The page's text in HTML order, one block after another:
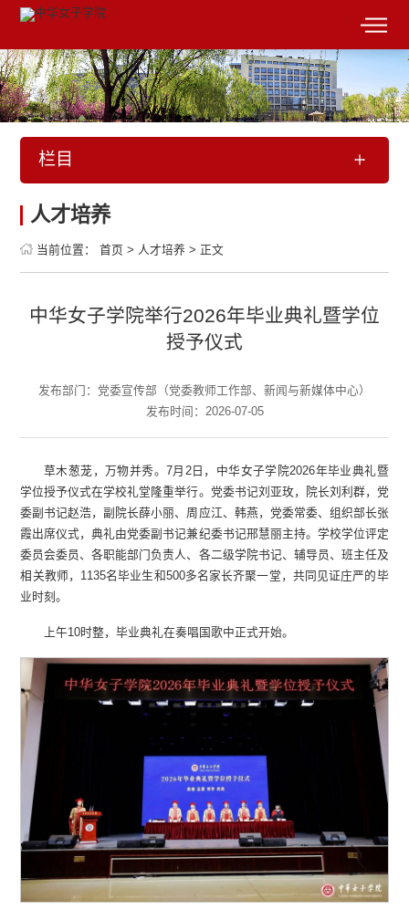
栏目
人才培养
当前位置： 首页 > 人才培养 > 正文
中华女子学院举行2026年毕业典礼暨学位
授予仪式
发布部门：党委宣传部（党委教师工作部、新闻与新媒体中心）
发布时间：2026-07-05
草木葱茏，万物并秀。7月2日，中华女子学院2026年毕业典礼暨
学位授予仪式在学校礼堂隆重举行。党委书记刘亚玫，院长刘利群，党
委副书记赵浩，副院长薛小丽、周应江、韩燕，党委常委、组织部长张
霞出席仪式，典礼由党委副书记兼纪委书记邢慧丽主持。学校学位评定
委员会委员、各职能部门负责人、各二级学院书记、辅导员、班主任及
相关教师，1135名毕业生和500多名家长齐聚一堂，共同见证庄严的毕
业时刻。
上午10时整，毕业典礼在奏唱国歌中正式开始。